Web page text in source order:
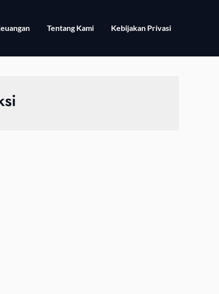
Tentang Kami Kebijakan Privasi